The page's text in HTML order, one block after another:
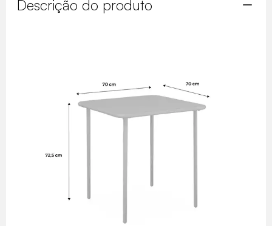
Descrição do produto